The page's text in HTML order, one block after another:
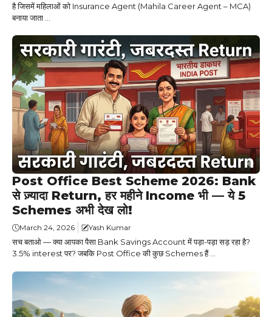
है जिसमें महिलाओं को Insurance Agent (Mahila Career Agent – MCA)
बनाया जाता ...
Post Office Best Scheme 2026: Bank
से ज़्यादा Return, हर महीने Income भी — ये 5
Schemes अभी देख लो!
March 24, 2026 Yash Kumar
सच बताओ — क्या आपका पैसा Bank Savings Account में पड़ा-पड़ा सड़ रहा है?
3.5% interest पर? जबकि Post Office की कुछ Schemes हैं ...